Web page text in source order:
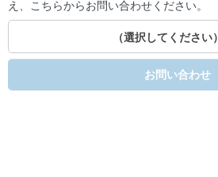
え、こちらからお問い合わせください。
（選択してください）
お問い合わせ